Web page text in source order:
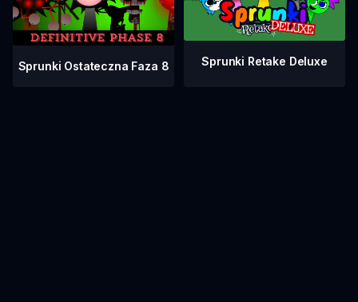
Sprunki Ostateczna Faza 8 Sprunki Retake Deluxe